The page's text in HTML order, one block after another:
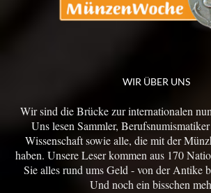
WIR ÜBER UNS
Wir sind die Brücke zur internationalen
Uns lesen Sammler,
Wissenschaft sowie alle, die mit der
haben. Unsere Leser kommen aus 170
Sie alles rund ums Geld - von der Antike
Und noch ein bisschen